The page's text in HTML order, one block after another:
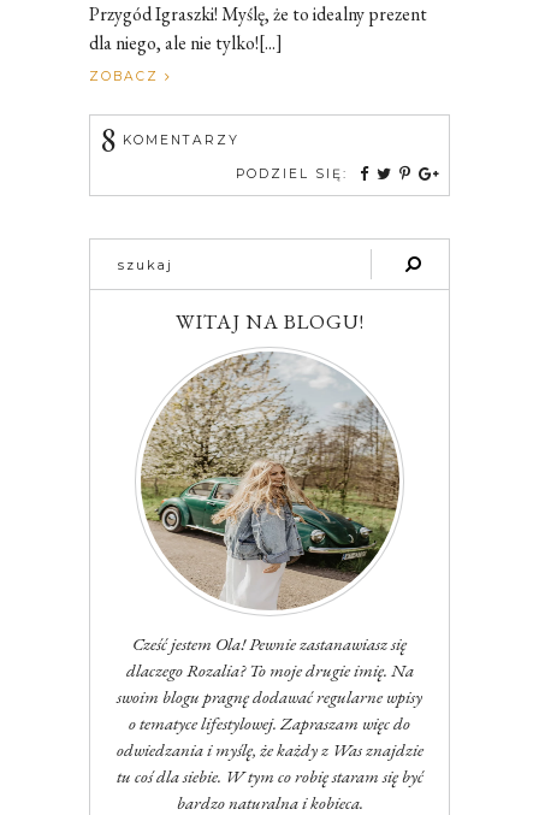
Przygód Igraszki! Myślę, że to idealny prezent
dla niego, ale nie tylko![...]
ZOBACZ
8 KOMENTARZY
PODZIEL SIĘ:
WITAJ NA BLOGU!
Cześć jestem Ola! Pewnie zastanawiasz się
dlaczego Rozalia? To moje drugie imię. Na
swoim blogu pragnę dodawać regularne wpisy
o tematyce lifestylowej. Zapraszam więc do
odwiedzania i myślę, że każdy z Was znajdzie
tu coś dla siebie. W tym co robię staram się być
bardzo naturalna i kobieca.